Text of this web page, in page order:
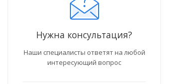
Нужна консультация?
Наши специалисты ответят на любой
интересующий вопрос